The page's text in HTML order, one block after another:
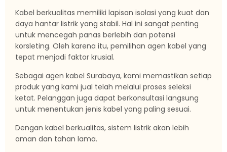
Kabel berkualitas memiliki lapisan isolasi yang kuat dan
daya hantar listrik yang stabil. Hal ini sangat penting
untuk mencegah panas berlebih dan potensi
korsleting. Oleh karena itu, pemilihan agen kabel yang
tepat menjadi faktor krusial.
Sebagai agen kabel Surabaya, kami memastikan setiap
produk yang kami jual telah melalui proses seleksi
ketat. Pelanggan juga dapat berkonsultasi langsung
untuk menentukan jenis kabel yang paling sesuai.
Dengan kabel berkualitas, sistem listrik akan lebih
aman dan tahan lama.